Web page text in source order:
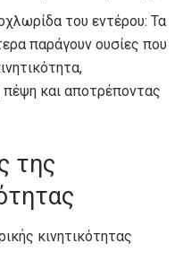
του εντέρου: Τα
παράγουν ουσίες που
και αποτρέποντας
της
κινητικότητας